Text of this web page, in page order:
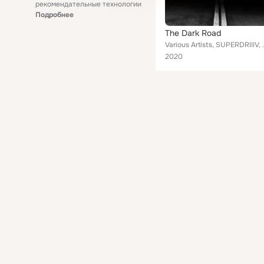
рекомендательные технологии
Подробнее
The Dark Road
Various Artists, SUPERDRIIIV,
2020